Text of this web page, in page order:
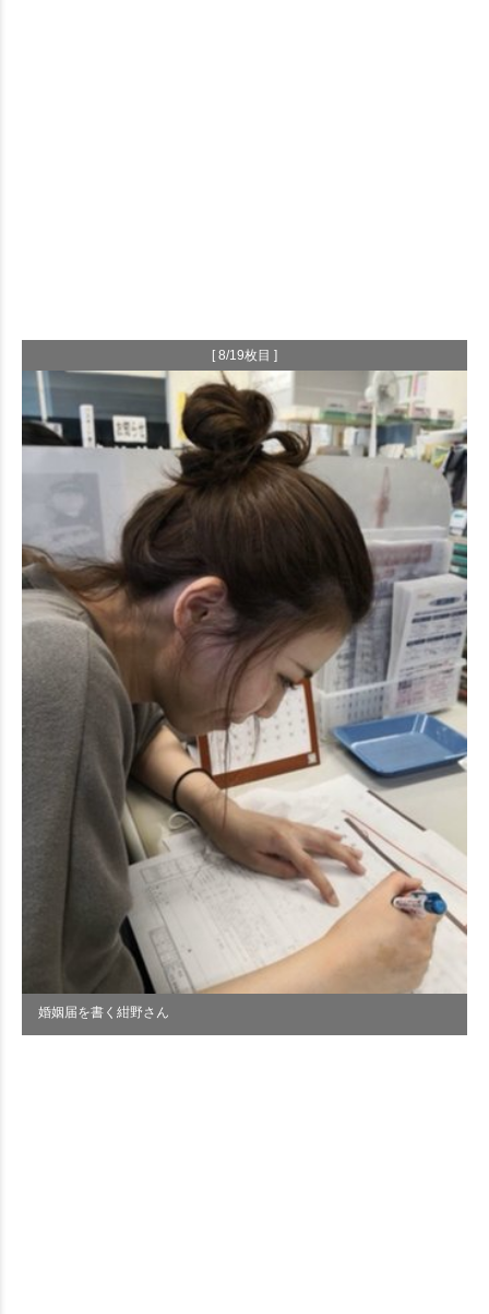
[ 8/19枚目 ]
婚姻届を書く紺野さん